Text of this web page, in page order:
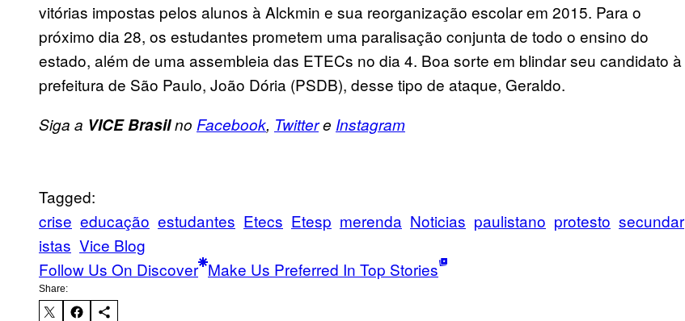
vitórias impostas pelos alunos à Alckmin e sua reorganização escolar em 2015. Para o
próximo dia 28, os estudantes prometem uma paralisação conjunta de todo o ensino do
estado, além de uma assembleia das ETECs no dia 4. Boa sorte em blindar seu candidato à
prefeitura de São Paulo, João Dória (PSDB), desse tipo de ataque, Geraldo.
Siga a VICE Brasilno Facebook, Twittere Instagram
Tagged:
crise educação estudantes Etecs Etesp merenda Noticias paulistano protesto secundar
istas Vice Blog
Follow Us On Discover Make Us Preferred In Top Stories
Share: